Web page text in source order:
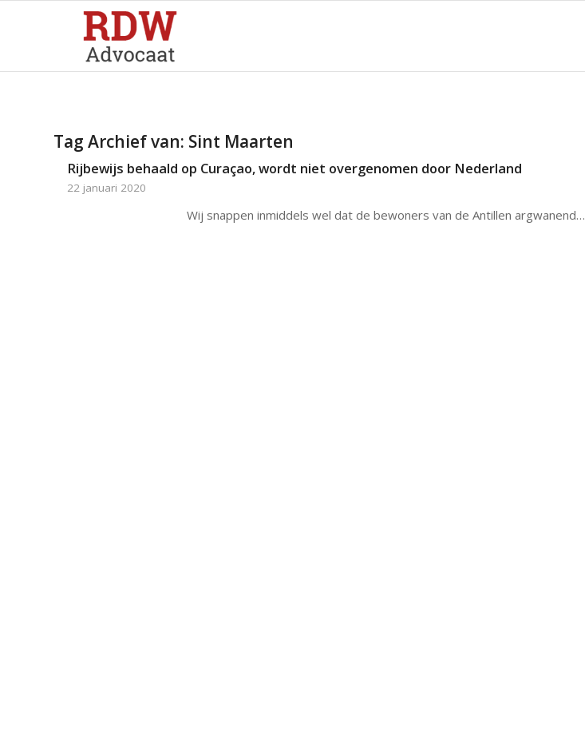
Tag Archief van: Sint Maarten
Rijbewijs behaald op Curaçao, wordt niet overgenomen door Nederland
22 januari 2020
Wij snappen inmiddels wel dat de bewoners van de Antillen argwanend…